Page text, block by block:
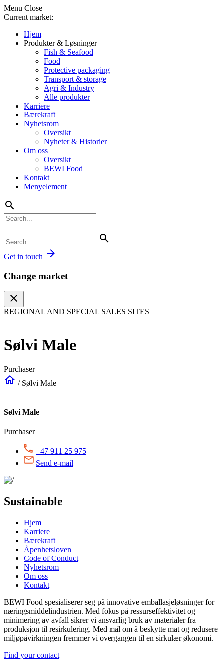
Menu Close
Current market:
Hjem
Produkter & Løsninger
Fish & Seafood
Food
Protective packaging
Transport & storage
Agri & Industry
Alle produkter
Karriere
Bærekraft
Nyhetsrom
Oversikt
Nyheter & Historier
Om oss
Oversikt
BEWI Food
Kontakt
Menyelement
search
search
Get in touch arrow_forward
Change market
close
REGIONAL AND SPECIAL SALES SITES
Sølvi Male
Purchaser
home / Sølvi Male
Sølvi Male
Purchaser
+47 911 25 975
Send e-mail
Sustainable
Hjem
Karriere
Bærekraft
Åpenhetsloven
Code of Conduct
Nyhetsrom
Om oss
Kontakt
BEWI Food spesialiserer seg på innovative emballasjeløsninger for
næringsmiddelindustrien. Med fokus på ressurseffektivitet og
minimering av avfall sikrer vi ansvarlig bruk av materialer fra
produksjon til resirkulering. Med mål om å beskytte mat og redusere
miljøpåvirkningen fremmer vi overgangen til en sirkulær økonomi.
Find your contact